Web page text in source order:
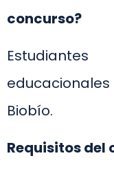
concurso?
Biobío.
Requisitos del